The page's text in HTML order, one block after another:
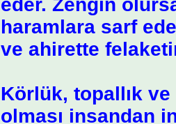
haramlara sarf
ve ahirette
Körlük, topallık ve
olması insandan